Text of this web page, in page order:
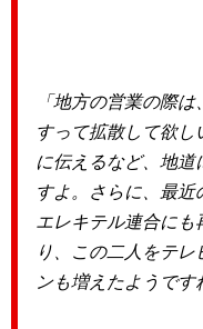
「地方の営業の際
すって拡散して欲し
に伝えるなど、地
すよ。さらに、最
エレキテル連合にも
り、この二人をテ
ンも増えたようです